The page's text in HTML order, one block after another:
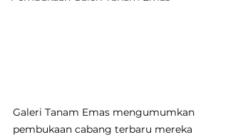
Galeri Tanam Emas mengumumkan
pembukaan cabang terbaru mereka